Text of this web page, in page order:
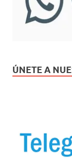
ÚNETE A